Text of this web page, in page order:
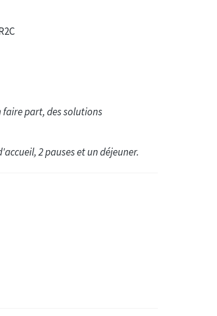
faire part, des solutions
2 pauses et un déjeuner.